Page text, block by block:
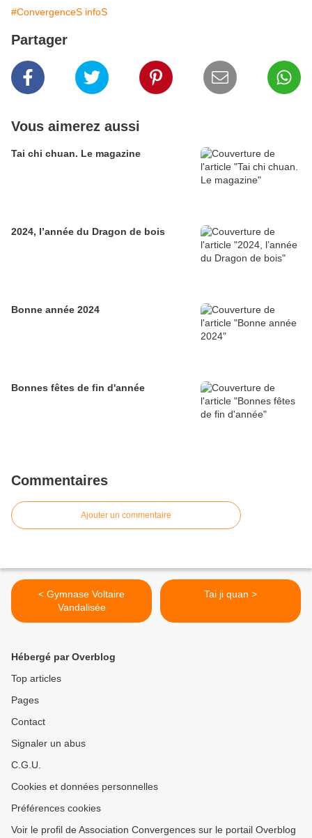
#ConvergenceS infoS
Partager
Vous aimerez aussi
Tai chi chuan. Le magazine
2024, l’année du Dragon de bois
Bonne année 2024
Bonnes fêtes de fin d'année
Commentaires
Ajouter un commentaire
< Gymnase Voltaire
Vandalisée
Tai ji quan >
Hébergé par Overblog
Top articles
Pages
Contact
Signaler un abus
C.G.U.
Cookies et données personnelles
Préférences cookies
Voir le profil de Association Convergences sur le portail Overblog